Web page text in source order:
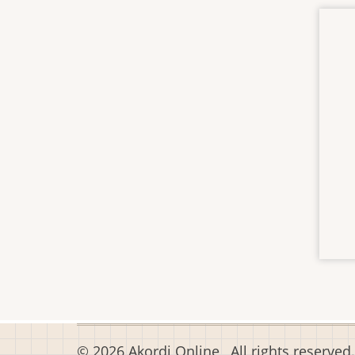
© 2026 Akordi Online , All rights reserved.